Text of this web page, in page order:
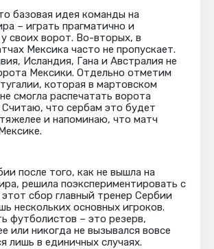
базовая идея команды на
– играть прагматично и
своих ворот. Во-вторых, в
Мексика часто не пропускает.
Исландия, Гана и Австралия не
Мексики. Отдельно отметим
которая в мартовском
смогла распечатать ворота
Считаю, что сербам это будет
и напоминаю, что матч
после того, как не вышла на
решила поэкспериментировать с
сбор главный тренер Сербии
нескольких основных игроков.
футболистов – это резерв,
или никогда не вызывался вовсе
лишь в единичных случаях.